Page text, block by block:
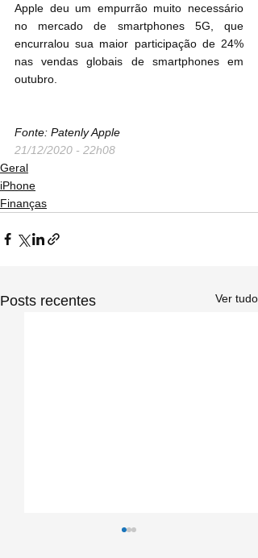
Apple deu um empurrão muito necessário
no mercado de smartphones 5G, que
encurralou sua maior participação de 24%
nas vendas globais de smartphones em
outubro.
Fonte: Patenly Apple
21/12/2020 - 22h08
Geral
iPhone
Finanças
Posts recentes Ver tudo